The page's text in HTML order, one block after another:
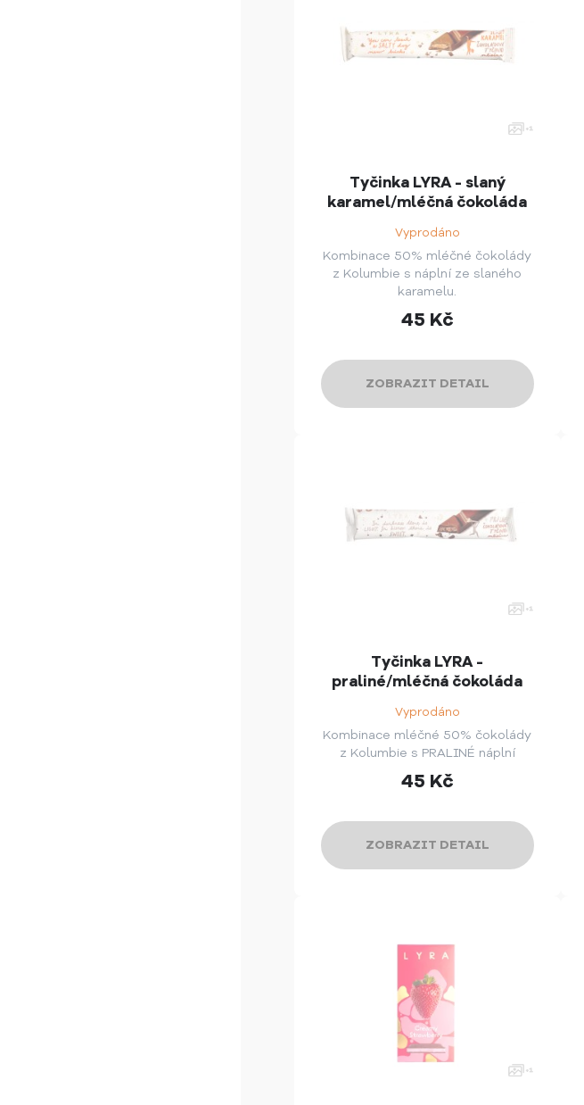
Tyčinka LYRA - slaný
karamel/mléčná čokoláda
Vyprodáno
Kombinace 50% mléčné čokolády
z Kolumbie s náplní ze slaného
karamelu.
45 Kč
ZOBRAZIT DETAIL
Tyčinka LYRA -
praliné/mléčná čokoláda
Vyprodáno
Kombinace mléčné 50% čokolády
z Kolumbie s PRALINÉ náplní
45 Kč
ZOBRAZIT DETAIL